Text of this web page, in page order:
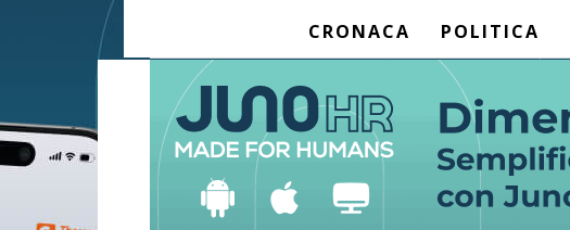
CRONACA POLITICA